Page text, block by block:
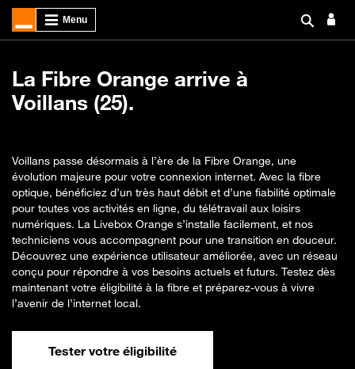
La Fibre Orange arrive à
Voillans (25).
Voillans passe désormais à l’ère de la Fibre Orange, une
évolution majeure pour votre connexion internet. Avec la fibre
optique, bénéficiez d’un très haut débit et d’une fiabilité optimale
pour toutes vos activités en ligne, du télétravail aux loisirs
numériques. La Livebox Orange s’installe facilement, et nos
techniciens vous accompagnent pour une transition en douceur.
Découvrez une expérience utilisateur améliorée, avec un réseau
conçu pour répondre à vos besoins actuels et futurs. Testez dès
maintenant votre éligibilité à la fibre et préparez-vous à vivre
l’avenir de l’internet local.
Tester votre éligibilité